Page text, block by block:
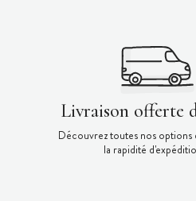
Livraison offerte
Découvrez toutes nos options
la rapidité